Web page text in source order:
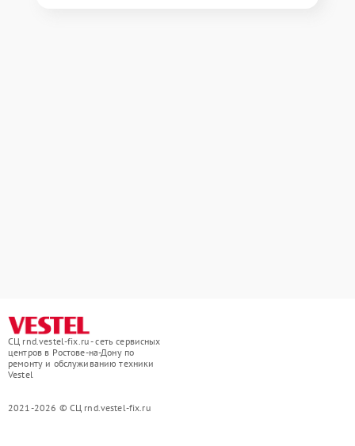
СЦ rnd.vestel-fix.ru - сеть сервисных
центров в Ростове-на-Дону по
ремонту и обслуживанию техники
Vestel
2021-2026 © СЦ rnd.vestel-fix.ru